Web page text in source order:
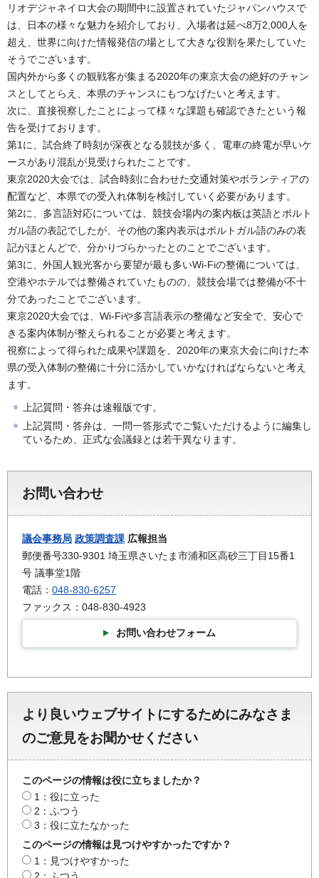
リオデジャネイロ大会の期間中に設置されていたジャパンハウスで
は、日本の様々な魅力を紹介しており、入場者は延べ8万2,000人を
超え、世界に向けた情報発信の場として大きな役割を果たしていた
そうでございます。
国内外から多くの観戦客が集まる2020年の東京大会の絶好のチャン
スとしてとらえ、本県のチャンスにもつなげたいと考えます。
次に、直接視察したことによって様々な課題も確認できたという報
告を受けております。
第1に、試合終了時刻が深夜となる競技が多く、電車の終電が早いケ
ースがあり混乱が見受けられたことです。
東京2020大会では、試合時刻に合わせた交通対策やボランティアの
配置など、本県での受入れ体制を検討していく必要があります。
第2に、多言語対応については、競技会場内の案内板は英語とポルト
ガル語の表記でしたが、その他の案内表示はポルトガル語のみの表
記がほとんどで、分かりづらかったとのことでございます。
第3に、外国人観光客から要望が最も多いWi-Fiの整備については、
空港やホテルでは整備されていたものの、競技会場では整備が不十
分であったことでございます。
東京2020大会では、Wi-Fiや多言語表示の整備など安全で、安心で
きる案内体制が整えられることが必要と考えます。
視察によって得られた成果や課題を、2020年の東京大会に向けた本
県の受入体制の整備に十分に活かしていかなければならないと考え
ます。
上記質問・答弁は速報版です。
上記質問・答弁は、一問一答形式でご覧いただけるように編集し
ているため、正式な会議録とは若干異なります。
お問い合わせ
議会事務局 政策調査課 広報担当
郵便番号330-9301 埼玉県さいたま市浦和区高砂三丁目15番1
号 議事堂1階
電話： 048-830-6257
ファックス：048-830-4923
お問い合わせフォーム
より良いウェブサイトにするためにみなさま
のご意見をお聞かせください
このページの情報は役に立ちましたか？
1：役に立った
2：ふつう
3：役に立たなかった
このページの情報は見つけやすかったですか？
1：見つけやすかった
2：ふつう